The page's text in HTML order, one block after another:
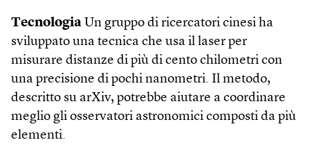
Tecnologia Un gruppo di ricercatori cinesi ha
sviluppato una tecnica che usa il laser per
misurare distanze di più di cento chilometri con
una precisione di pochi nanometri. Il metodo,
descritto su arXiv, potrebbe aiutare a coordinare
meglio gli osservatori astronomici composti da più
elementi.